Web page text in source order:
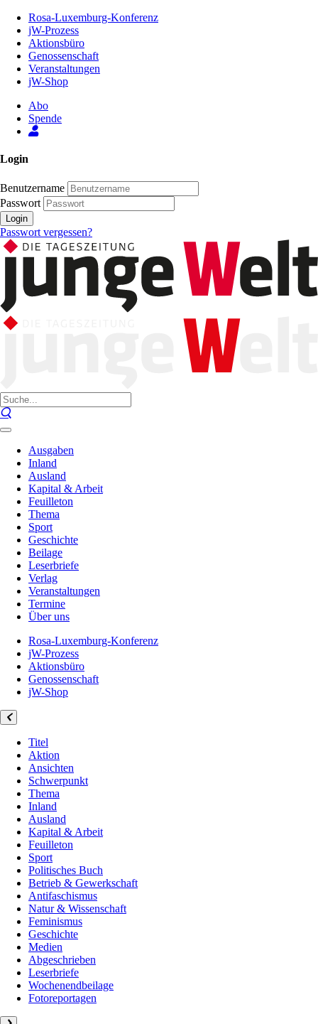
Inhalt
Seite
Rosa-Luxemburg-Konferenz
jW-Prozess
Aktionsbüro
Genossenschaft
Veranstaltungen
jW-Shop
Abo
Spende
Login
Benutzername
Passwort
Login
Passwort vergessen?
Ausgaben
Inland
Ausland
Kapital & Arbeit
Feuilleton
Thema
Sport
Geschichte
Beilage
Leserbriefe
Verlag
Veranstaltungen
Termine
Über uns
Rosa-Luxemburg-Konferenz
jW-Prozess
Aktionsbüro
Genossenschaft
jW-Shop
Titel
Aktion
Ansichten
Schwerpunkt
Thema
Inland
Ausland
Kapital & Arbeit
Feuilleton
Sport
Politisches Buch
Betrieb & Gewerkschaft
Antifaschismus
Natur & Wissenschaft
Feminismus
Geschichte
Medien
Abgeschrieben
Leserbriefe
Wochenendbeilage
Fotoreportagen